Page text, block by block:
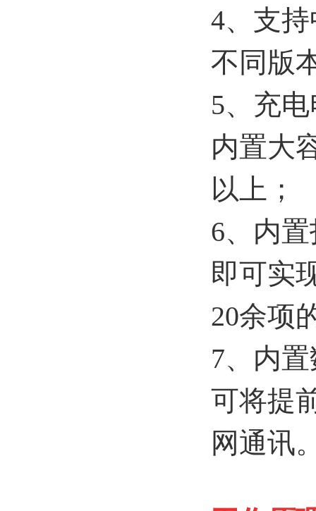
4、支
不同版
5、充
内置大
以上；
6、内
即可实
20余项
7、内
可将提
网通讯